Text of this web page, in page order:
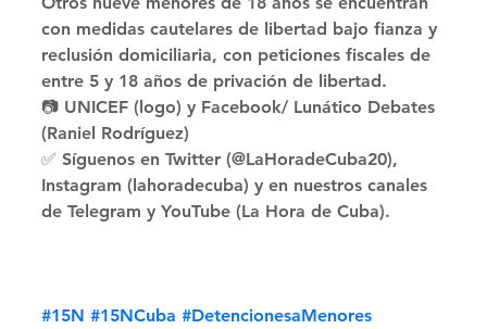
con medidas cautelares de libertad bajo fianza y
reclusión domiciliaria, con peticiones fiscales de
entre 5 y 18 años de privación de libertad.
📷 UNICEF (logo) y Facebook/ Lunático Debates
(Raniel Rodríguez)
✅ Síguenos en Twitter (@LaHoradeCuba20),
Instagram (lahoradecuba) y en nuestros canales
de Telegram y YouTube (La Hora de Cuba).
#15N #15NCuba #DetencionesaMenores